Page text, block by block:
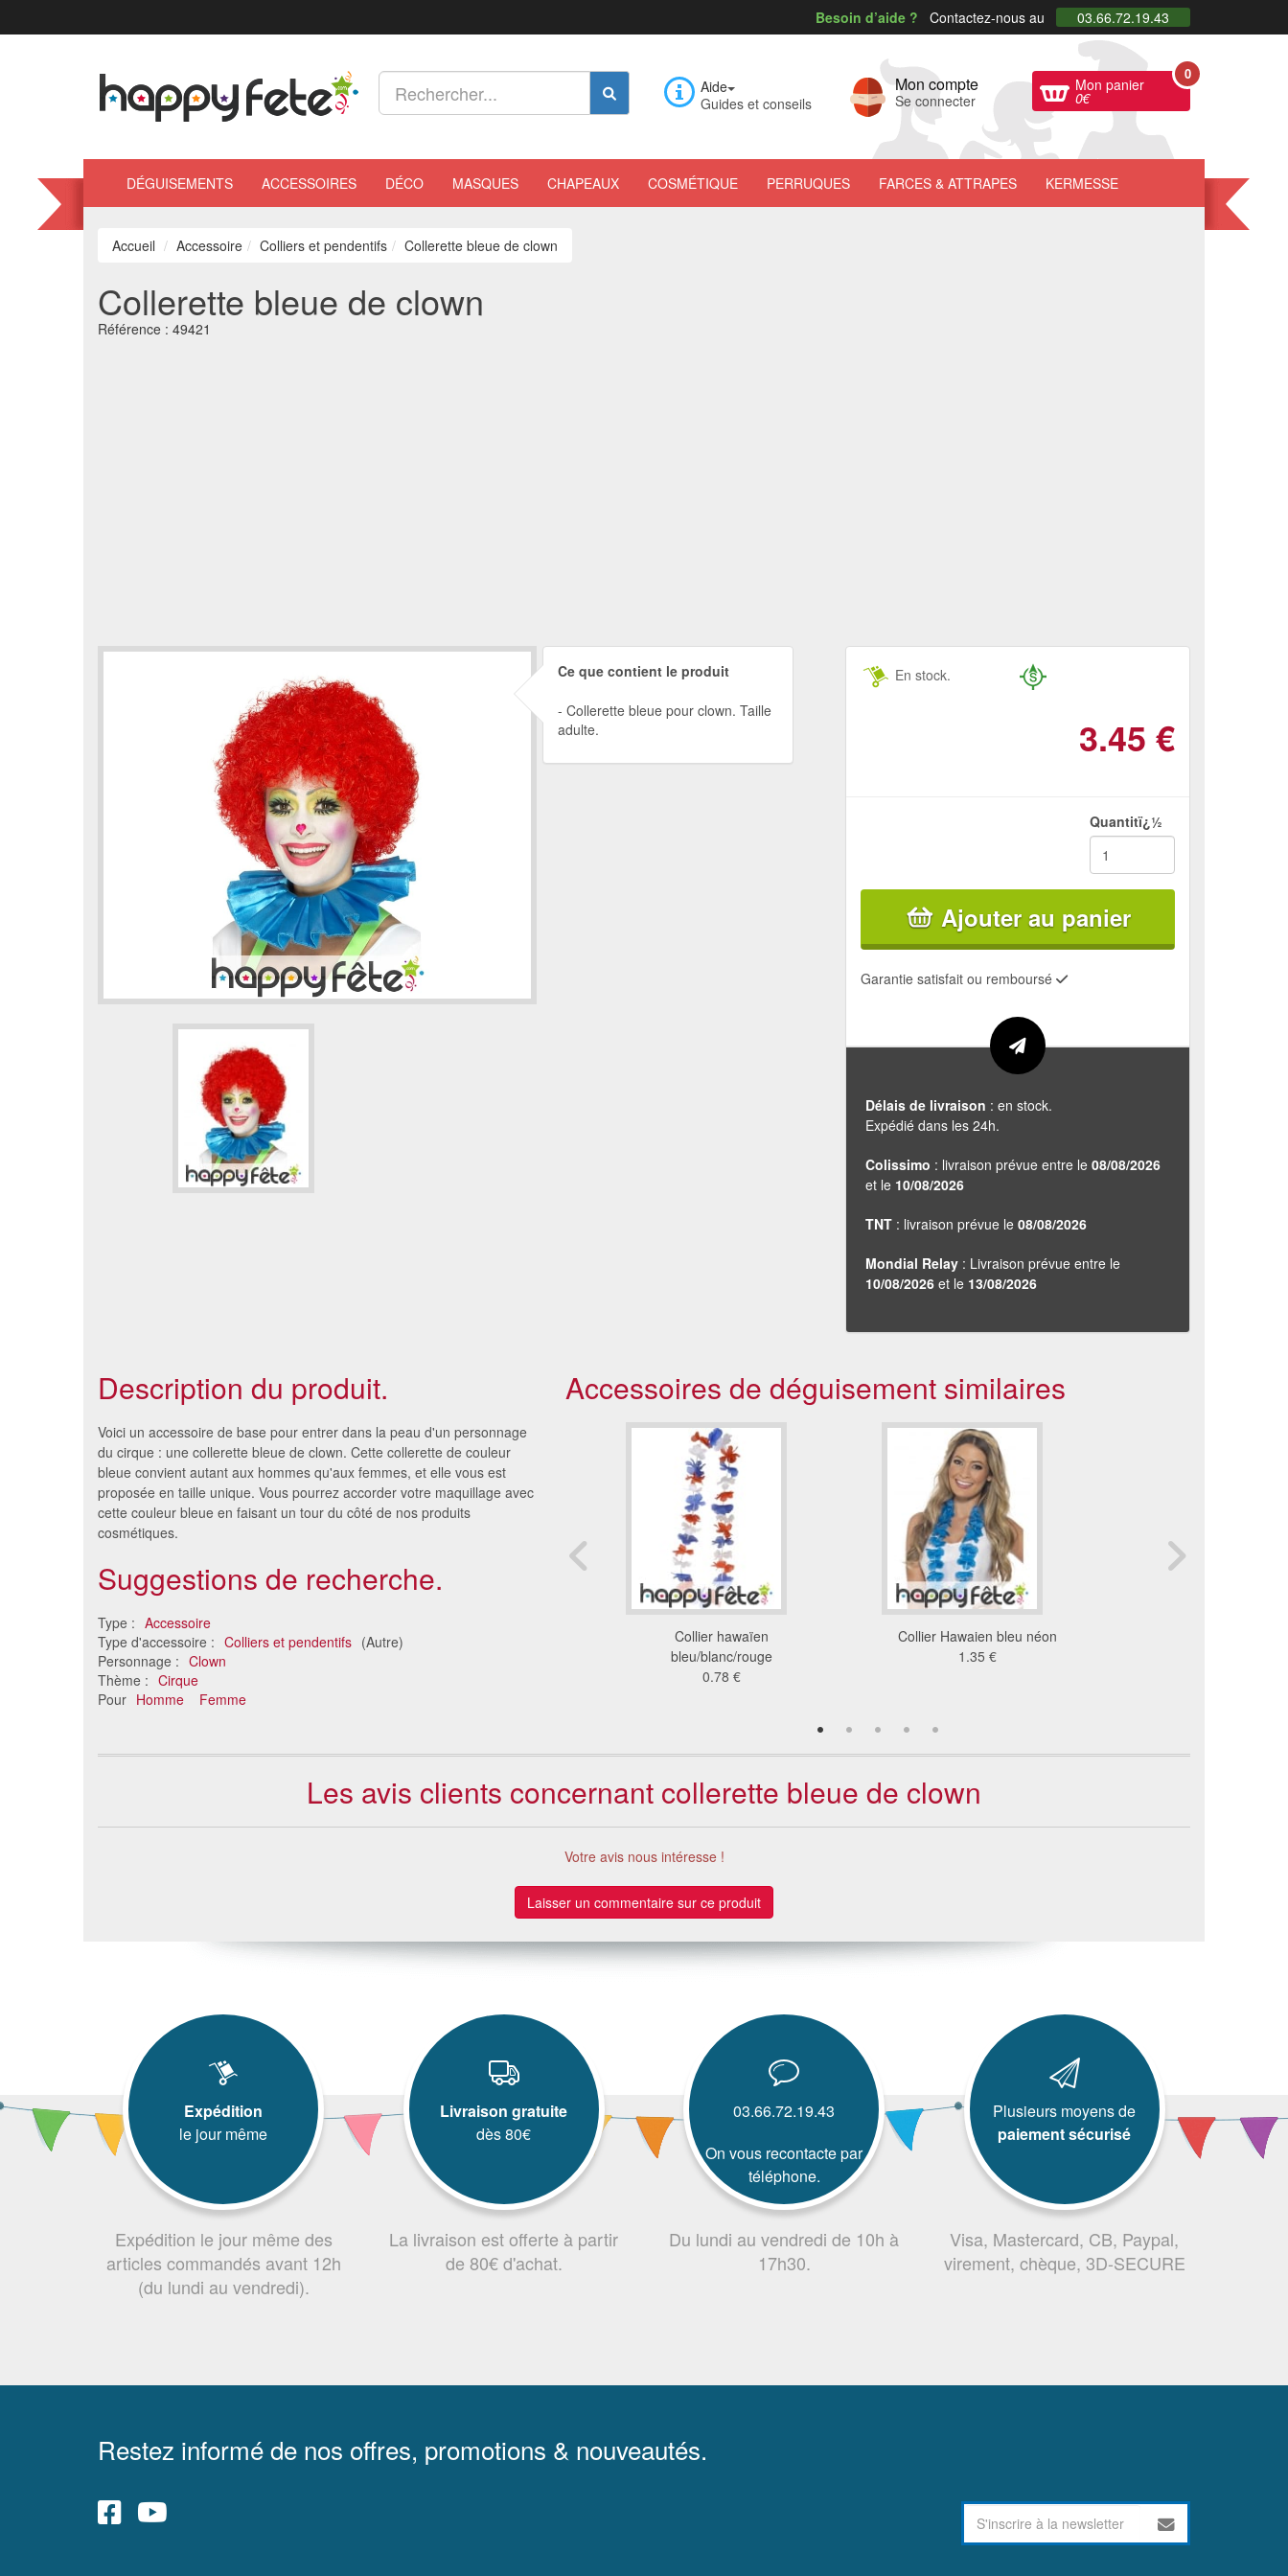
Besoin d’aide ? Contactez-nous au 03.66.72.19.43
Aide
Guides et conseils
Mon compte
Se connecter
Mon panier
0€
0
DÉGUISEMENTS ACCESSOIRES DÉCO MASQUES CHAPEAUX COSMÉTIQUE PERRUQUES FARCES & ATTRAPES KERMESSE
Accueil Accessoire Colliers et pendentifs Collerette bleue de clown
Collerette bleue de clown
Référence : 49421
Ce que contient le produit
Collerette bleue pour clown. Taille
adulte.
En stock.
3.45 €
Quantitï¿½
Ajouter au panier
Garantie satisfait ou remboursé
Délais de livraison : en stock.
Expédié dans les 24h.
Colissimo : livraison prévue entre le 08/08/2026
et le 10/08/2026
TNT : livraison prévue le 08/08/2026
Mondial Relay : Livraison prévue entre le
10/08/2026 et le 13/08/2026
Description du produit.
Voici un accessoire de base pour entrer dans la peau d'un personnage
du cirque : une collerette bleue de clown. Cette collerette de couleur
bleue convient autant aux hommes qu'aux femmes, et elle vous est
proposée en taille unique. Vous pourrez accorder votre maquillage avec
cette couleur bleue en faisant un tour du côté de nos produits
cosmétiques.
Suggestions de recherche.
Type : Accessoire
Type d'accessoire : Colliers et pendentifs (Autre)
Personnage : Clown
Thème : Cirque
Pour Homme Femme
Accessoires de déguisement similaires
Collier lumineux brillant
2.79 €
Collier Oktoberfest de fleurs
Collier hawaïen
bleu/blanc/rouge
0.78 €
Collier Hawaien bleu néon
1.35 €
Les avis clients concernant collerette bleue de clown
Votre avis nous intéresse !
Laisser un commentaire sur ce produit
Expédition
le jour même
Expédition le jour même des
articles commandés avant 12h
(du lundi au vendredi).
Livraison gratuite
dès 80€
La livraison est offerte à partir
de 80€ d'achat.
03.66.72.19.43
On vous recontacte par
téléphone.
Du lundi au vendredi de 10h à
17h30.
Plusieurs moyens de
paiement sécurisé
Visa, Mastercard, CB, Paypal,
virement, chèque, 3D-SECURE
Restez informé de nos offres, promotions & nouveautés.